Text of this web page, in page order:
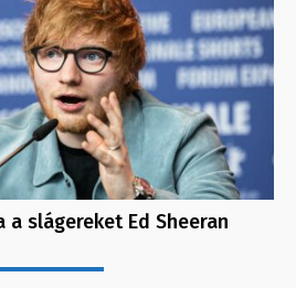
slágereket Ed Sheeran